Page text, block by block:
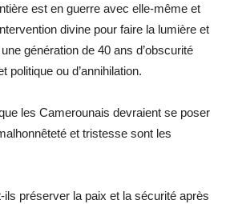
est en guerre avec elle-même et
divine pour faire la lumière et
génération de 40 ans d’obscurité
politique ou d’annihilation.
les Camerounais devraient se poser
et tristesse sont les
préserver la paix et la sécurité après